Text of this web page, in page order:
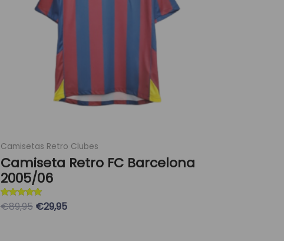
Camisetas Retro Clubes
Camiseta Retro FC Barcelona
2005/06
Valorado con
5
€89,95 €29,95
opciones
pueden
elegir
página